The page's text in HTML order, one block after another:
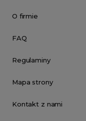
O firmie
FAQ
Regulaminy
Mapa strony
Kontakt z nami